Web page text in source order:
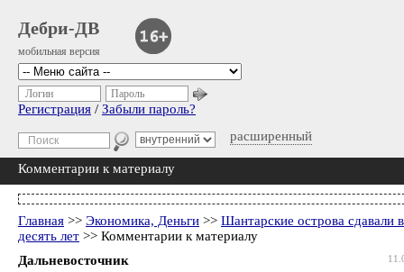
Дебри-ДВ
мобильная версия
расширенный
Логин Пароль
Регистрация / Забыли пароль?
Комментарии к материалу
Главная >> Экономика, Деньги >> Шантарские острова сдавали
десять лет >> Комментарии к материалу
Дальневосточник